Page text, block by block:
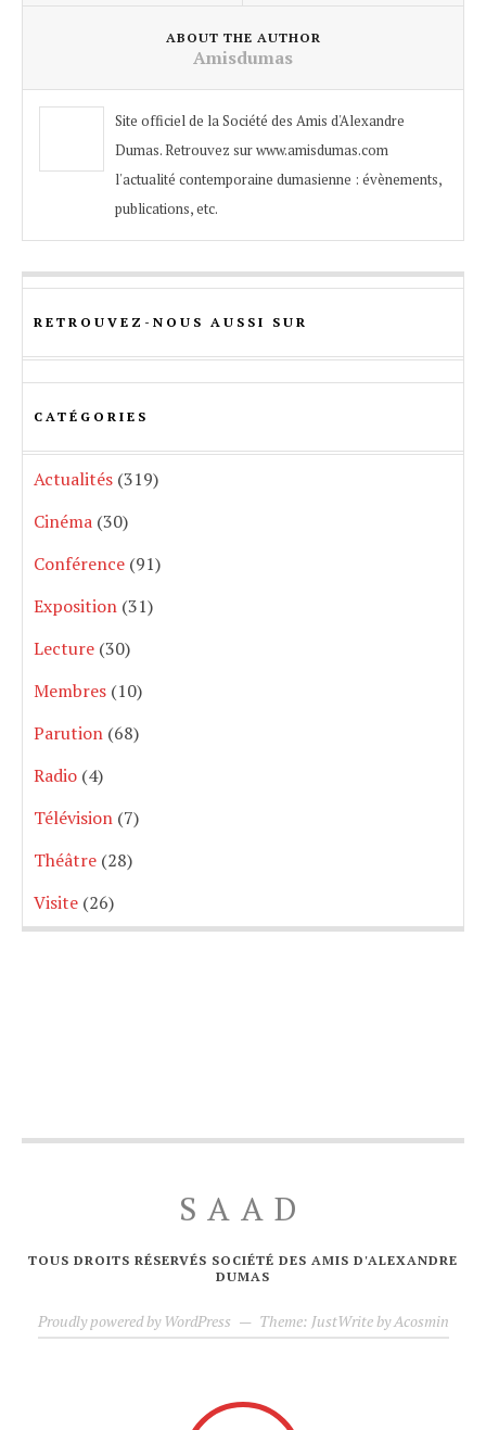
ABOUT THE AUTHOR
Amisdumas
Site officiel de la Société des Amis d'Alexandre
Dumas. Retrouvez sur www.amisdumas.com
l'actualité contemporaine dumasienne : évènements,
publications, etc.
RETROUVEZ-NOUS AUSSI SUR
CATÉGORIES
Actualités (319)
Cinéma (30)
Conférence (91)
Exposition (31)
Lecture (30)
Membres (10)
Parution (68)
Radio (4)
Télévision (7)
Théâtre (28)
Visite (26)
SAAD
TOUS DROITS RÉSERVÉS SOCIÉTÉ DES AMIS D'ALEXANDRE
DUMAS
Proudly powered by WordPress — Theme: JustWrite byAcosmin